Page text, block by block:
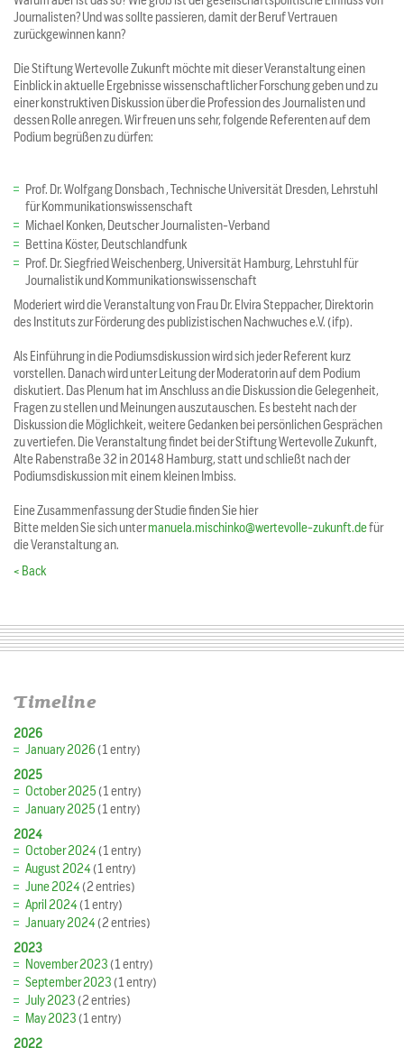
Journalisten? Und was sollte passieren, damit der Beruf Vertrauen
zurückgewinnen kann?
Die Stiftung Wertevolle Zukunft möchte mit dieser Veranstaltung einen
Einblick in aktuelle Ergebnisse wissenschaftlicher Forschung geben und zu
einer konstruktiven Diskussion über die Profession des Journalisten und
dessen Rolle anregen. Wir freuen uns sehr, folgende Referenten auf dem
Podium begrüßen zu dürfen:
Prof. Dr. Wolfgang Donsbach , Technische Universität Dresden, Lehrstuhl
für Kommunikationswissenschaft
Michael Konken, Deutscher Journalisten-Verband
Bettina Köster, Deutschlandfunk
Prof. Dr. Siegfried Weischenberg, Universität Hamburg, Lehrstuhl für
Journalistik und Kommunikationswissenschaft
Moderiert wird die Veranstaltung von Frau Dr. Elvira Steppacher, Direktorin
des Instituts zur Förderung des publizistischen Nachwuches e.V. (ifp).
Als Einführung in die Podiumsdiskussion wird sich jeder Referent kurz
vorstellen. Danach wird unter Leitung der Moderatorin auf dem Podium
diskutiert. Das Plenum hat im Anschluss an die Diskussion die Gelegenheit,
Fragen zu stellen und Meinungen auszutauschen. Es besteht nach der
Diskussion die Möglichkeit, weitere Gedanken bei persönlichen Gesprächen
zu vertiefen. Die Veranstaltung findet bei der Stiftung Wertevolle Zukunft,
Alte Rabenstraße 32 in 20148 Hamburg, statt und schließt nach der
Podiumsdiskussion mit einem kleinen Imbiss.
Eine Zusammenfassung der Studie finden Sie hier
Bitte melden Sie sich untermanuela.mischinko@wertevolle-zukunft.defür
die Veranstaltung an.
< Back
Timeline
2026
January 2026(1 entry)
2025
October 2025(1 entry)
January 2025(1 entry)
2024
October 2024(1 entry)
August 2024(1 entry)
June 2024(2 entries)
April 2024(1 entry)
January 2024(2 entries)
2023
November 2023(1 entry)
September 2023(1 entry)
July 2023(2 entries)
May 2023(1 entry)
2022